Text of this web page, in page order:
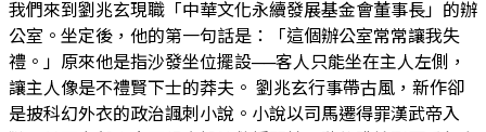
我們來到劉兆玄現職「中華文化永續發展基金會董事長」的辦
公室。坐定後，他的第一句話是：「這個辦公室常常讓我失
禮。」原來他是指沙發坐位擺設──客人只能坐在主人左側，
讓主人像是不禮賢下士的莽夫。 劉兆玄行事帶古風，新作卻
是披科幻外衣的政治諷刺小說。小說以司馬遷得罪漢武帝入